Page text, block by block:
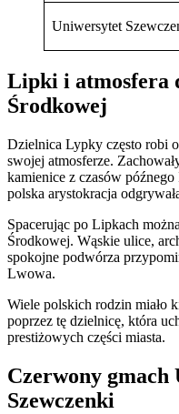
Uniwersytet
Lipki i atmosfera
Środkowej
Dzielnica Lypky często robi
swojej atmosferze.
kamienice z czasów
polska arystokracja
Spacerując po Lipkach
Środkowej. Wąskie ulice,
spokojne podwórza
Lwowa.
Wiele polskich rodzin miało
poprzez tę dzielnicę, która
prestiżowych części miasta.
Czerwony gmach
Szewczenki